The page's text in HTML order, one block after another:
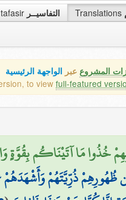
tafasir التفاسيــر Translations
المشروع عبر الواجهة الرئيسية
to view full-featured
خُذُوا مَا آتَيْنَاكُم بِقُوَّةٍ
ذُرِّيَّتَهُمْ وَأَشْهَدَهُمْ